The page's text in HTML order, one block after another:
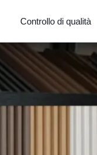
Controllo di qualità